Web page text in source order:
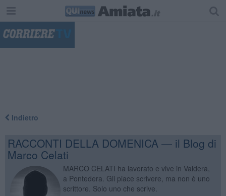
Indietro
RACCONTI DELLA DOMENICA — il Blog di
Marco Celati
MARCO CELATI ha lavorato e vive in Valdera,
a Pontedera. Gli piace scrivere, ma non è uno
scrittore. Solo uno che scrive.